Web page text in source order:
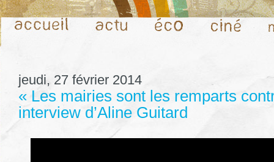
jeudi, 27 février 2014
« Les mairies sont les remparts
interview d’Aline Guitard